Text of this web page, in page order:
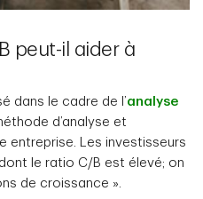
peut-il aider à
dans le cadre de l’analyse
d’analyse et
entreprise. Les investisseurs
le ratio C/B est élevé; on
de croissance ».